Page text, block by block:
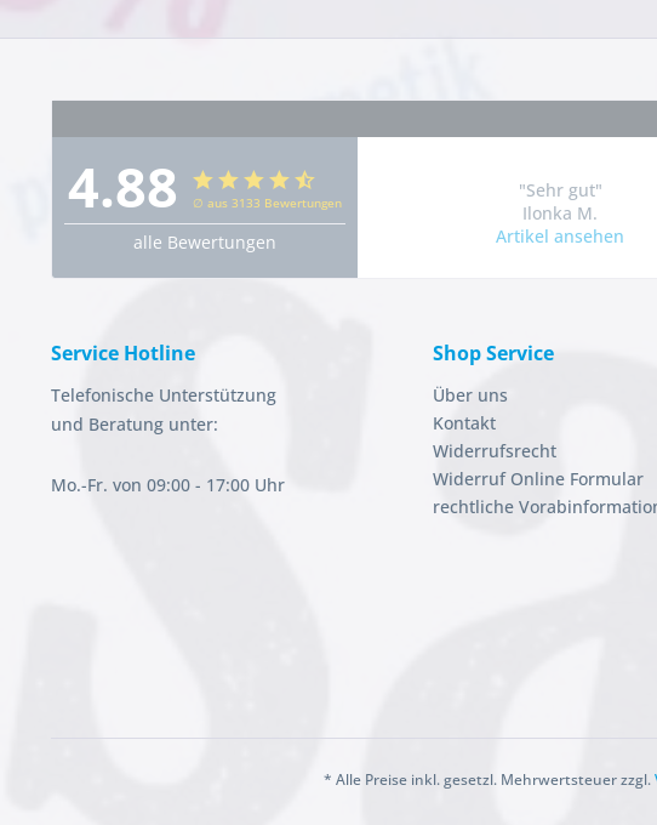
4.88 ∅ aus 3133 Bewertungen
alle Bewertungen
"Sehr gut"
Ilonka M.
Artikel ansehen
Service Hotline
Telefonische Unterstützung
und Beratung unter:
Mo.-Fr. von 09:00 - 17:00 Uhr
Shop Service
Über uns
Kontakt
Widerrufsrecht
Widerruf Online Formular
rechtliche
* Alle Preise inkl. gesetzl. Mehrwertsteuer zzgl.